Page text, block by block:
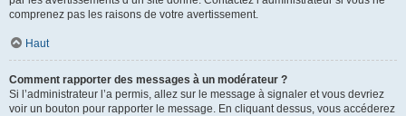
comprenez pas les raisons de votre avertissement.
Haut
Comment rapporter des messages à un modérateur ?
Si l’administrateur l’a permis, allez sur le message à signaler et vous devriez
voir un bouton pour rapporter le message. En cliquant dessus, vous accéderez